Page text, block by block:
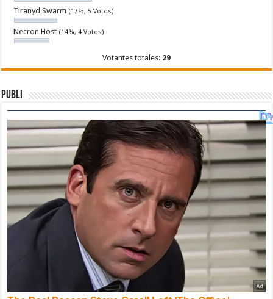
Tiranyd Swarm (17%, 5 Votos)
Necron Host (14%, 4 Votos)
Votantes totales: 29
Publi